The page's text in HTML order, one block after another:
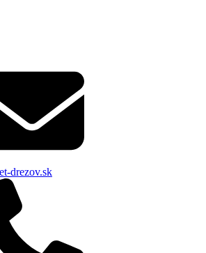
drezov.sk